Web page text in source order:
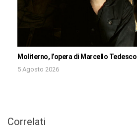
Moliterno, l’opera di Marcello Tedesco
5 Agosto 2026
Correlati